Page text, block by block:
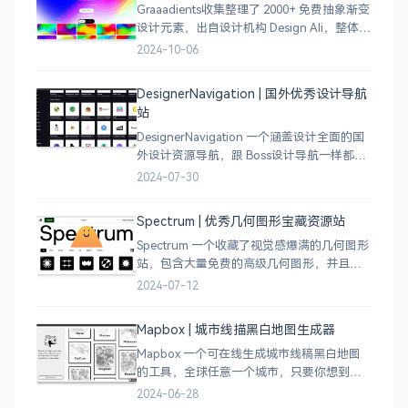
Graaadients收集整理了 2000+ 免费抽象渐变
设计元素，出自设计机构 Design Ali，整体渐
变色比较鲜艳，更像是 AI 生成的元素，需要
2024-10-06
DesignerNavigation | 国外优秀设计导航
站
DesignerNavigation 一个涵盖设计全面的国
外设计资源导航，跟 Boss设计导航一样都是
分门别类的划分设计灵感、资讯、UI 资源、
2024-07-30
Spectrum | 优秀几何图形宝藏资源站
Spectrum 一个收藏了视觉感爆满的几何图形
站，包含大量免费的高级几何图形，并且每
周都会更新 100 个几何图案，不断的完善能
2024-07-12
Mapbox | 城市线描黑白地图生成器
Mapbox 一个可在线生成城市线稿黑白地图
的工具，全球任意一个城市，只要你想到的
城市，直接搜索城市名称，自动生成该城市
2024-06-28